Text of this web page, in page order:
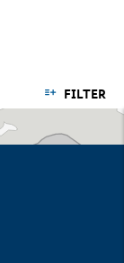
FILTER